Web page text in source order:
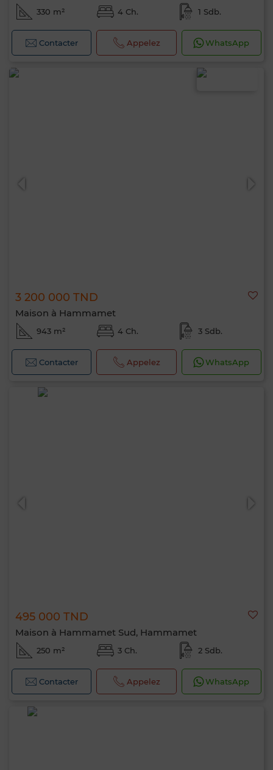
330 m² 4 Ch. 1 Sdb.
Contacter Appelez WhatsApp
3 200 000 TND
Maison à Hammamet
943 m² 4 Ch. 3 Sdb.
Contacter Appelez WhatsApp
495 000 TND
Maison à Hammamet Sud, Hammamet
250 m² 3 Ch. 2 Sdb.
Contacter Appelez WhatsApp